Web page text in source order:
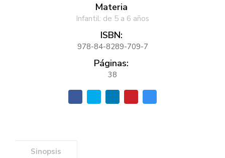
Materia
Infantil: de 5 a 6 años
ISBN:
978-84-8289-709-7
Páginas:
38
Sinopsis